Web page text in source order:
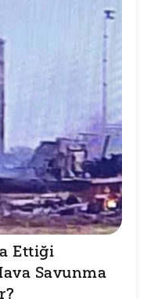
Ettiği
Savunma